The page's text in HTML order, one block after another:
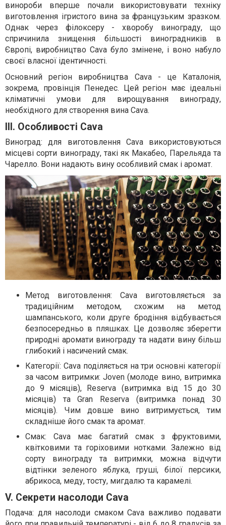
винороби вперше почали використовувати техніку
виготовлення ігристого вина за французьким зразком.
Однак через філоксеру - хворобу винограду, що
спричинила знищення більшості виноградників в
Європі, виробництво Cava було змінене, і воно набуло
своєї власної ідентичності.
Основний регіон виробництва Cava - це Каталонія,
зокрема, провінція Пенедес. Цей регіон має ідеальні
кліматичні умови для вирощування винограду,
необхідного для створення вина Cava.
III. Особливості Cava
Виноград: для виготовлення Cava використовуються
місцеві сорти винограду, такі як Макабео, Парельяда та
Чарелло. Вони надають вину особливий смак і аромат.
Метод виготовлення: Cava виготовляється за
традиційним методом, схожим на метод
шампанського, коли друге бродіння відбувається
безпосередньо в пляшках. Це дозволяє зберегти
природні аромати винограду та надати вину більш
глибокий і насичений смак.
Категорії: Cava поділяється на три основні категорії
за часом витримки: Joven (молоде вино, витримка
до 9 місяців), Reserva (витримка від 15 до 30
місяців) та Gran Reserva (витримка понад 30
місяців). Чим довше вино витримується, тим
складніше його смак та аромат.
Смак: Cava має багатий смак з фруктовими,
квітковими та горіховими нотками. Залежно від
сорту винограду та витримки, можна відчути
відтінки зеленого яблука, груші, білої персики,
абрикоса, меду, тосту, мигдалю та карамелі.
V. Секрети насолоди Cava
Подача: для насолоди смаком Cava важливо подавати